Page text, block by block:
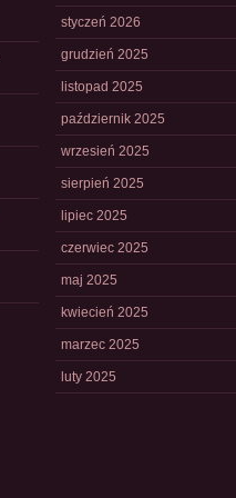
styczeń 2026
grudzień 2025
listopad 2025
październik 2025
wrzesień 2025
sierpień 2025
lipiec 2025
czerwiec 2025
maj 2025
kwiecień 2025
marzec 2025
luty 2025